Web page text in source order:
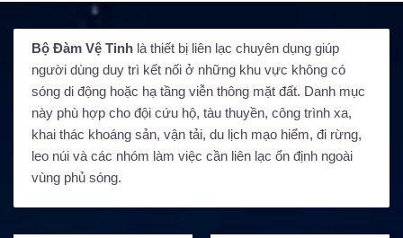
Bộ Đàm Vệ Tinh là thiết bị liên lạc chuyên dụng giúp
người dùng duy trì kết nối ở những khu vực không có
sóng di động hoặc hạ tầng viễn thông mặt đất. Danh mục
này phù hợp cho đội cứu hộ, tàu thuyền, công trình xa,
khai thác khoáng sản, vận tải, du lịch mạo hiểm, đi rừng,
leo núi và các nhóm làm việc cần liên lạc ổn định ngoài
vùng phủ sóng.